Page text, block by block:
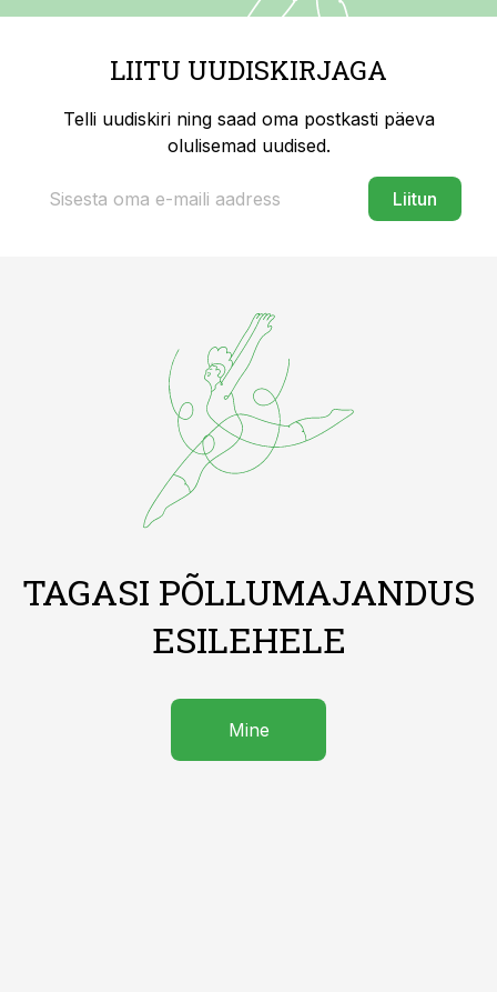
LIITU UUDISKIRJAGA
Telli uudiskiri ning saad oma postkasti päeva
olulisemad uudised.
Liitun
TAGASI PÕLLUMAJANDUS
ESILEHELE
Mine